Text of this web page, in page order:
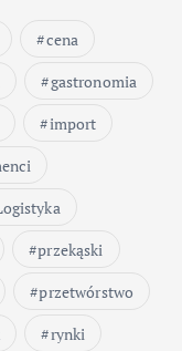
cena
gastronomia
import
przekąski
przetwórstwo
rynki